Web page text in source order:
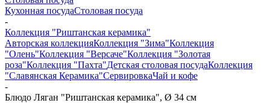
Кухонная посудаСтоловая посуда
-
Коллекция "Риштанская керамика"
Авторская коллекцияКоллекция "Зима"Коллекция
"Олень"Коллекция "Версаче"Коллекция "Золотая
роза"Коллекция "Пахта"Детская столовая посудаКоллекция
"Славянская Керамика"СервировкаЧай и кофе
-
Блюдо Ляган "Риштанская керамика", Ø 34 см